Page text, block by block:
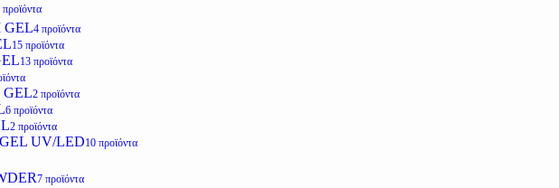
GEL4 προϊόντα
15 προϊόντα
13 προϊόντα
2 προϊόντα
6 προϊόντα
2 προϊόντα
UV/LED10 προϊόντα
7 προϊόντα